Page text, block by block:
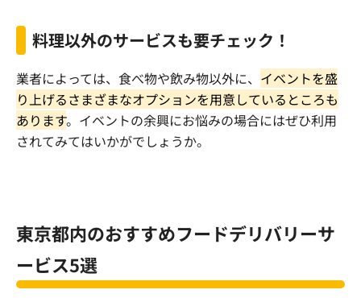
料理以外のサービスも要チェック！
業者によっては、食べ物や飲み物以外に、 イベントを盛
り上げるさまざまなオプションを用意しているところも
あります。イベントの余興にお悩みの場合にはぜひ利用
されてみてはいかがでしょうか。
東京都内のおすすめフードデリバリーサ
ービス5選